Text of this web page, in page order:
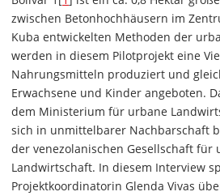
zwischen Betonhochhäusern im
Kuba entwickelten Methoden der
werden in diesem Pilotprojekt eine
Nahrungsmitteln produziert und
Erwachsene und Kinder angeboten.
dem Ministerium für urbane
sich in unmittelbarer Nachbarschaft
der venezolanischen Gesellschaft
Landwirtschaft. In diesem Interview
Projektkoordinatorin Glenda Vivas